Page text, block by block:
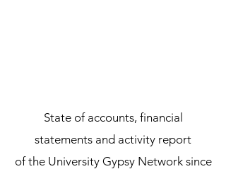
State of accounts, financial
statements and activity report
of the University Gypsy Network since